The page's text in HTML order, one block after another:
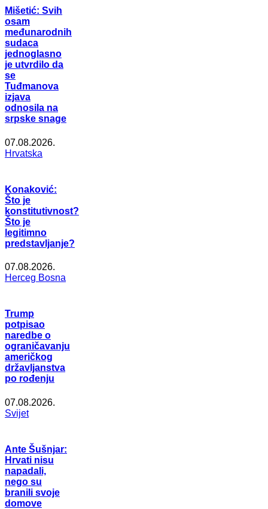
Mišetić: Svih
osam
međunarodnih
sudaca
jednoglasno
je utvrdilo da
se
Tuđmanova
izjava
odnosila na
srpske snage
07.08.2026.
Hrvatska
Konaković:
Što je
konstitutivnost?
Što je
legitimno
predstavljanje?
07.08.2026.
Herceg Bosna
Trump
potpisao
naredbe o
ograničavanju
američkog
državljanstva
po rođenju
07.08.2026.
Svijet
Ante Šušnjar:
Hrvati nisu
napadali,
nego su
branili svoje
domove